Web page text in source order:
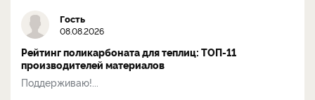
Гость
08.08.2026
Рейтинг поликарбоната для теплиц: ТОП-11
производителей материалов
Поддерживаю!...